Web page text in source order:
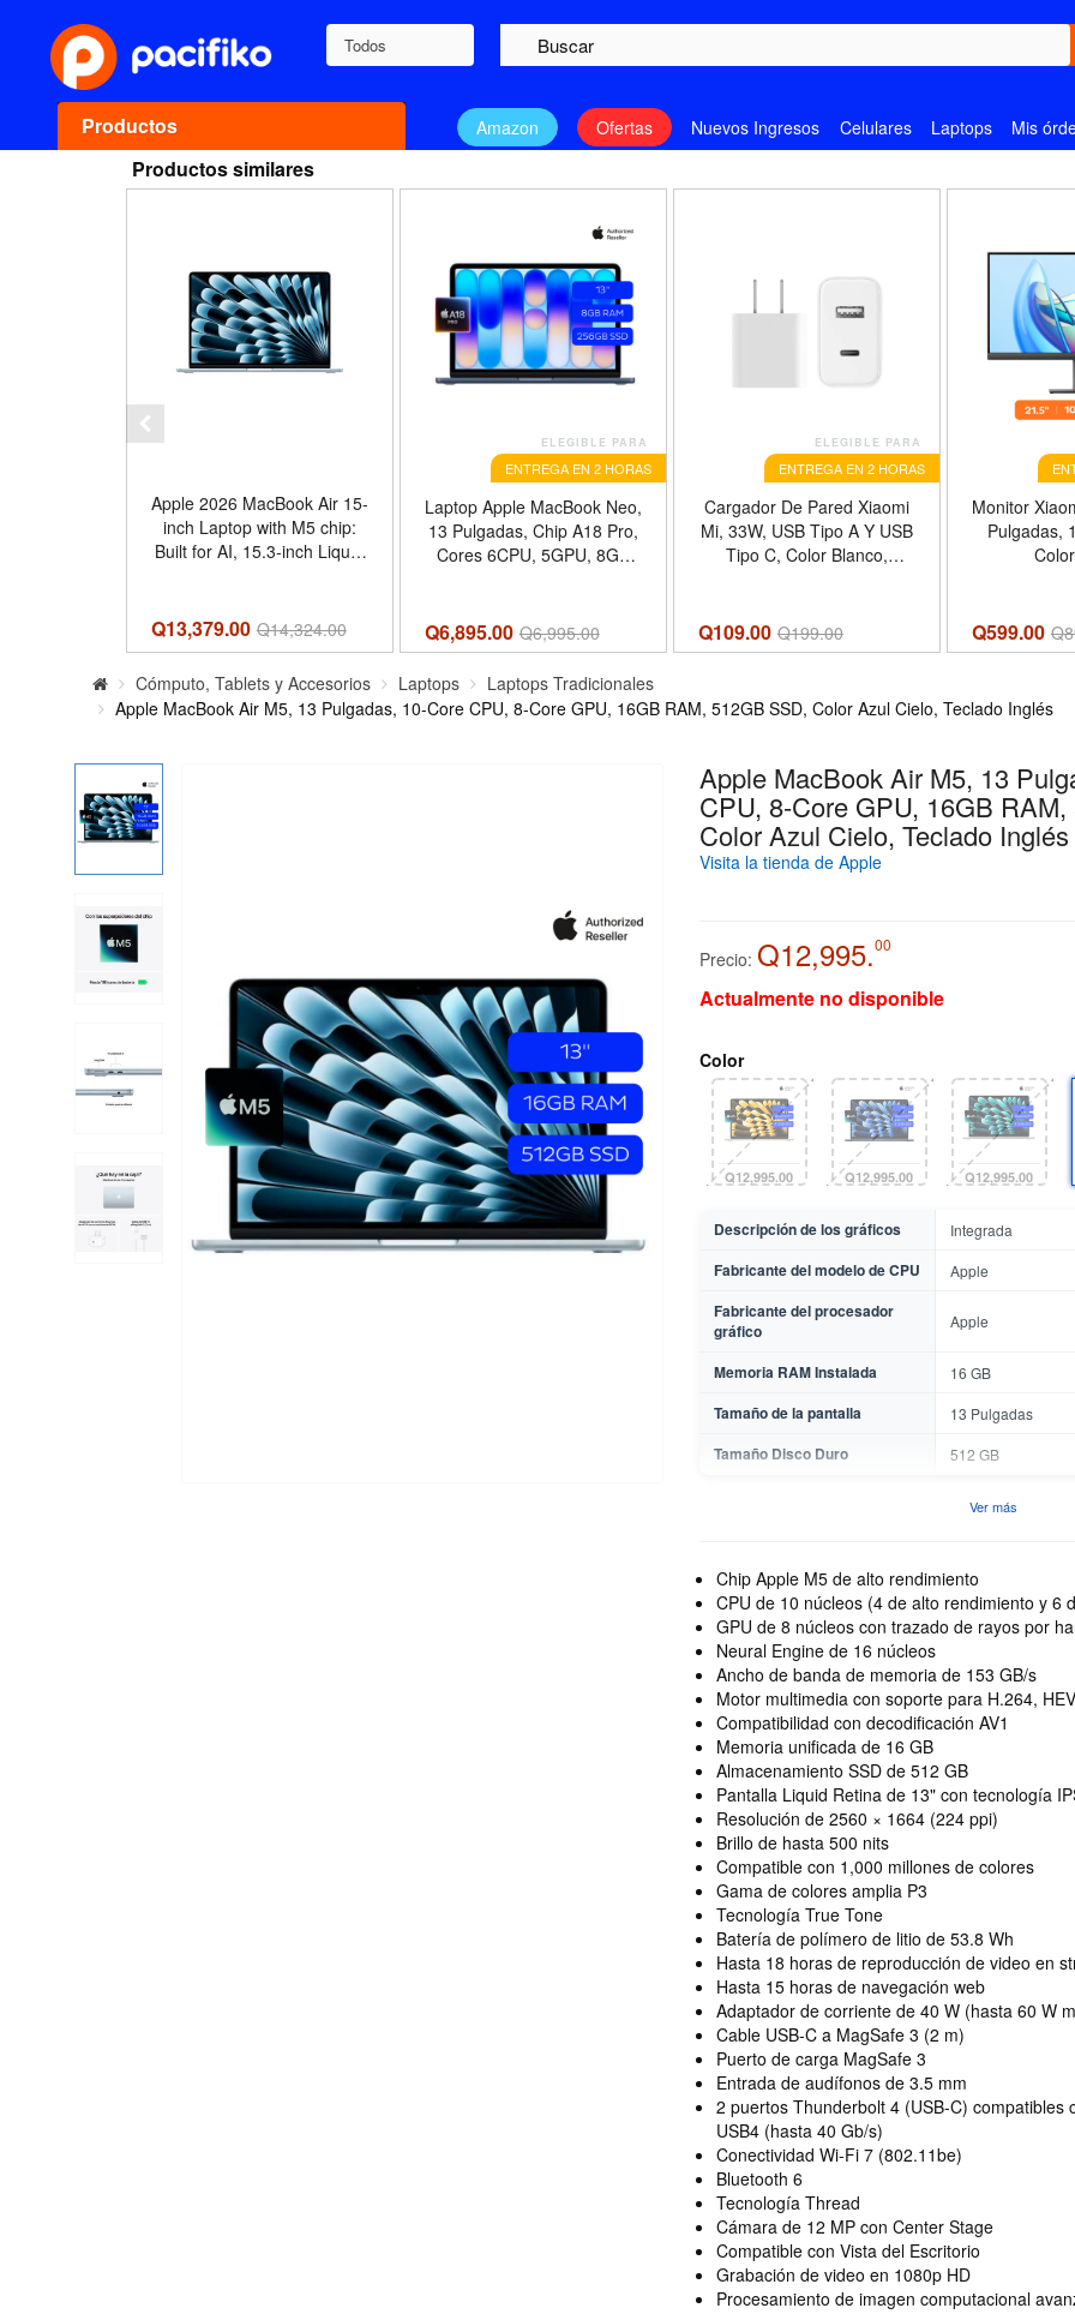
Todos
Productos Amazon Ofertas Nuevos Ingresos Celulares Laptops Mis
Productos similares
Apple 2026 MacBook Air 15-
inch Laptop with M5 chip:
Built for AI, 15.3-inch Liquid
SSD, 12MP Center Stage
Camera, Touch ID, Wi-Fi 7;
Sky Blue - Tamaño 16GB
Unified Memory | 512GB
SSD Storage - Color Sky
Q13,379.00 Q14,324.00
ELEGIBLE PARA
ENTREGA EN 2 HORAS
Laptop Apple MacBook Neo,
13 Pulgadas, Chip A18 Pro,
Cores 6CPU, 5GPU, 8GB
Q6,895.00 Q6,995.00
ELEGIBLE PARA
ENTREGA EN 2 HORAS
Cargador De Pared Xiaomi
Mi, 33W, USB Tipo A Y USB
Tipo C, Color Blanco,
Q109.00 Q199.00
Monitor
Pulgadas,
Q599.00 Q
Cómputo, Tablets y Accesorios Laptops
Laptops Tradicionales
Apple MacBook Air M5, 13 Pulgadas, 10-Core CPU, 8-Core GPU, 16GB RAM, 512GB SSD, Color Azul Cielo, Teclado Inglés
Apple MacBook Air M5, 13
CPU, 8-Core GPU, 16GB
Color Azul Cielo, Teclado Inglés
Visita la tienda de Apple
Precio: Q12,995.00
Actualmente no disponible
Color
Q12,995.00 Q12,995.00 Q12,995.00
Descripción de los gráficos Integrada
Fabricante del modelo de CPU Apple
Fabricante del procesador
gráfico
Apple
Memoria RAM Instalada 16 GB
Tamaño de la pantalla 13 Pulgadas
Tamaño Disco Duro 512 GB
Ver más
Chip Apple M5 de alto rendimiento
CPU de 10 núcleos (4 de alto rendimiento y 6
GPU de 8 núcleos con trazado de rayos por
Neural Engine de 16 núcleos
Ancho de banda de memoria de 153 GB/s
Motor multimedia con soporte para H.264,
Compatibilidad con decodificación AV1
Memoria unificada de 16 GB
Almacenamiento SSD de 512 GB
Pantalla Liquid Retina de 13" con tecnología
Resolución de 2560 × 1664 (224 ppi)
Brillo de hasta 500 nits
Compatible con 1,000 millones de colores
Gama de colores amplia P3
Tecnología True Tone
Batería de polímero de litio de 53.8 Wh
Hasta 18 horas de reproducción de video en
Hasta 15 horas de navegación web
Adaptador de corriente de 40 W (hasta 60 W
Cable USB-C a MagSafe 3 (2 m)
Puerto de carga MagSafe 3
Entrada de audífonos de 3.5 mm
2 puertos Thunderbolt 4 (USB-C) compatibles
USB4 (hasta 40 Gb/s)
Conectividad Wi-Fi 7 (802.11be)
Bluetooth 6
Tecnología Thread
Cámara de 12 MP con Center Stage
Compatible con Vista del Escritorio
Grabación de video en 1080p HD
Procesamiento de imagen computacional